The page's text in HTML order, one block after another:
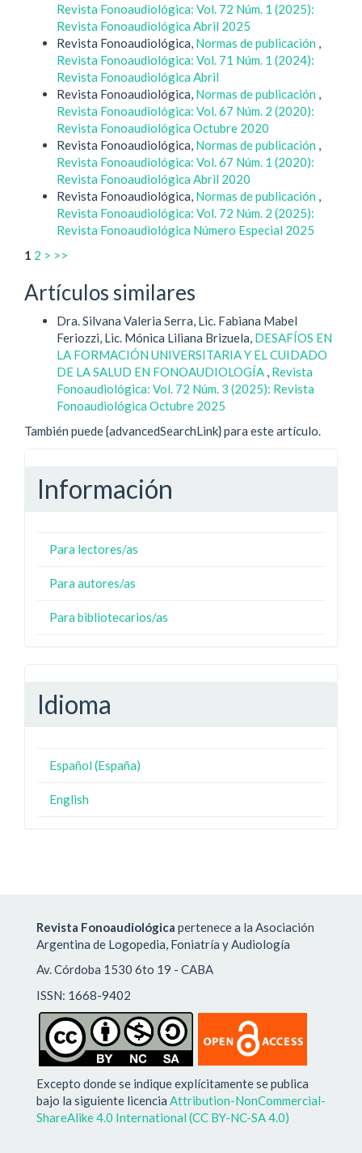
Revista Fonoaudiológica: Vol. 72 Núm. 1 (2025):
Revista Fonoaudiológica Abril 2025
Revista Fonoaudiológica, Normas de publicación ,
Revista Fonoaudiológica: Vol. 71 Núm. 1 (2024):
Revista Fonoaudiológica Abril
Revista Fonoaudiológica, Normas de publicación ,
Revista Fonoaudiológica: Vol. 67 Núm. 2 (2020):
Revista Fonoaudiológica Octubre 2020
Revista Fonoaudiológica, Normas de publicación ,
Revista Fonoaudiológica: Vol. 67 Núm. 1 (2020):
Revista Fonoaudiológica Abril 2020
Revista Fonoaudiológica, Normas de publicación ,
Revista Fonoaudiológica: Vol. 72 Núm. 2 (2025):
Revista Fonoaudiológica Número Especial 2025
1 2 > >>
Artículos similares
Dra. Silvana Valeria Serra, Lic. Fabiana Mabel
Feriozzi, Lic. Mónica Liliana Brizuela, DESAFÍOS EN
LA FORMACIÓN UNIVERSITARIA Y EL CUIDADO
DE LA SALUD EN FONOAUDIOLOGÍA , Revista
Fonoaudiológica: Vol. 72 Núm. 3 (2025): Revista
Fonoaudiológica Octubre 2025
También puede {advancedSearchLink} para este artículo.
Información
Para lectores/as
Para autores/as
Para bibliotecarios/as
Idioma
Español (España)
English
Revista Fonoaudiológica pertenece a la Asociación
Argentina de Logopedia, Foniatría y Audiología
Av. Córdoba 1530 6to 19 - CABA
ISSN: 1668-9402
Excepto donde se indique explícitamente se publica
bajo la siguiente licencia Attribution-NonCommercial-
ShareAlike 4.0 International (CC BY-NC-SA 4.0)